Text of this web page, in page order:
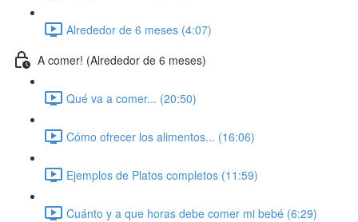
Alrededor de 6 meses (4:07)
A comer! (Alrededor de 6 meses)
Qué va a comer... (20:50)
Cómo ofrecer los alimentos... (16:06)
Ejemplos de Platos completos (11:59)
Cuánto y a que horas debe comer mi bebé (6:29)